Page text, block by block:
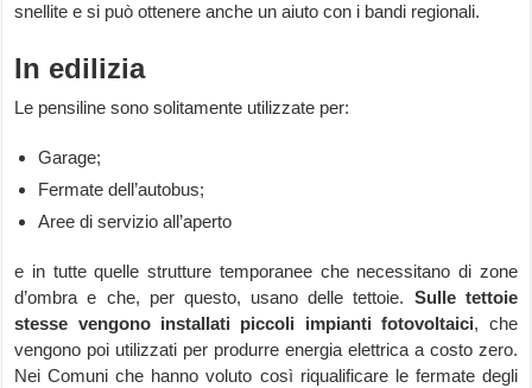
snellite e si può ottenere anche un aiuto con i bandi regionali.
In edilizia
Le pensiline sono solitamente utilizzate per:
Garage;
Fermate dell’autobus;
Aree di servizio all’aperto
e in tutte quelle strutture temporanee che necessitano di zone
d’ombra e che, per questo, usano delle tettoie. Sulle tettoie
stesse vengono installati piccoli impianti fotovoltaici, che
vengono poi utilizzati per produrre energia elettrica a costo zero.
Nei Comuni che hanno voluto così riqualificare le fermate degli